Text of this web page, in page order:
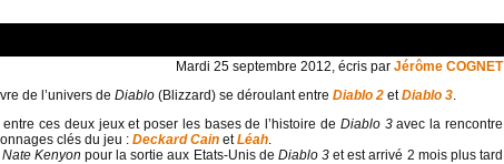
Mardi 25 septembre 2012, écris par Jérôme COGNET
de l’univers de Diablo (Blizzard) se déroulant entre Diablo 2 etDiablo 3.
entre ces deux jeux et poser les bases de l’histoire de Diablo 3avec la rencontre
clés du jeu : Deckard Cain etLéah.
Nate Kenyonpour la sortie aux Etats-Unis de Diablo 3 et est arrivé 2 mois plus tard